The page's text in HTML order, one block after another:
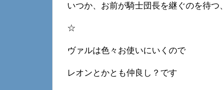
いつか、お前が騎士団長を継ぐのを待つ
☆
ヴァルは色々お使いにいくので
レオンとかとも仲良し？です